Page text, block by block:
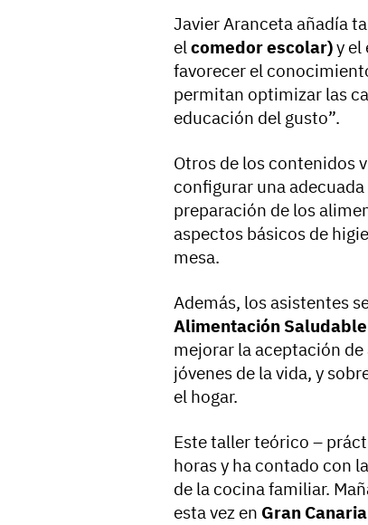
Javier Aranceta añadía
elcomedor escolar)y el
favorecer el
permitan optimizar las
educación del gusto”.
Otros de los contenidos
configurar una adecuada
preparación de los
aspectos básicos de
mesa.
Además, los asistentes
Alimentación Saludable
mejorar la aceptación
jóvenes de la vida, y
el hogar.
Este taller teórico –
horas y ha contado con
de la cocina familiar.
esta vez en Gran Canaria